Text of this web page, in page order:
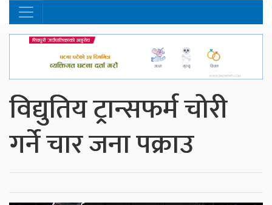
विद्युतिय ट्रान्सफर्म चोरी
गर्ने चार जना पक्राउ